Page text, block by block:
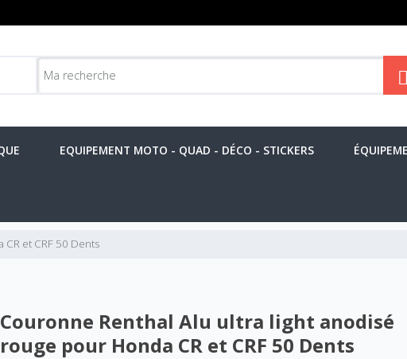
EQUIPEMENT MOTO - QUAD - DÉCO - STICKERS
et CRF 50 Dents
Couronne Renthal Alu ultra light anodisé
rouge pour Honda CR et CRF 50 Dents